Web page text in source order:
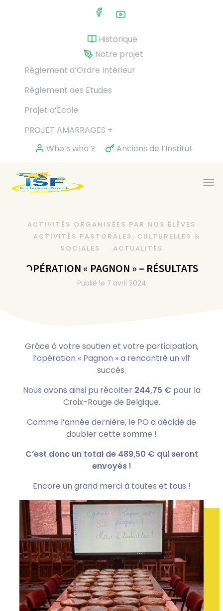
Historique
Notre projet
Règlement d’Ordre Intérieur
Règlement des Etudes
Projet d’Ecole
PROJET AMARRAGES +
Who’s who ?
Anciens de l’Institut
ACTIVITÉS ORGANISÉES PAR NOS ÉLÈVES
ACTIVITÉS PASTORALES, CULTURELLES &
SOCIALES
ACTUALITÉS
OPÉRATION « PAGNON » – RÉSULTATS
Publié le 7 avril 2024
Grâce à votre soutien et votre participation,
l’opération « Pagnon » a rencontré un vif
succès.
Nous avons ainsi pu récolter244,75 € pour la
Croix-Rouge de Belgique.
Comme l’année dernière, le PO a décidé de
doubler cette somme !
C’est donc un total de 489,50 € qui seront
envoyés !
Encore un grand merci à toutes et tous !